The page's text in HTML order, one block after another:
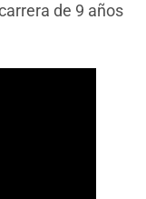
de 9 años